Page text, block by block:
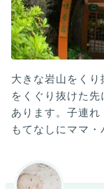
大きな岩山をく
をくぐり抜けた
あります。子連
もてなしにママ・